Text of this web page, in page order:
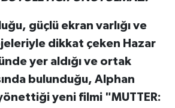
güçlü ekran varlığı ve
dikkat çeken Hazar
yer aldığı ve ortak
bulunduğu, Alphan
yönettiği yeni filmi "MUTTER: